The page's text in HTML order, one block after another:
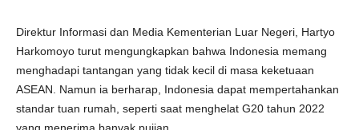
Direktur Informasi dan Media Kementerian Luar Negeri, Hartyo
Harkomoyo turut mengungkapkan bahwa Indonesia memang
menghadapi tantangan yang tidak kecil di masa keketuaan
ASEAN. Namun ia berharap, Indonesia dapat mempertahankan
standar tuan rumah, seperti saat menghelat G20 tahun 2022